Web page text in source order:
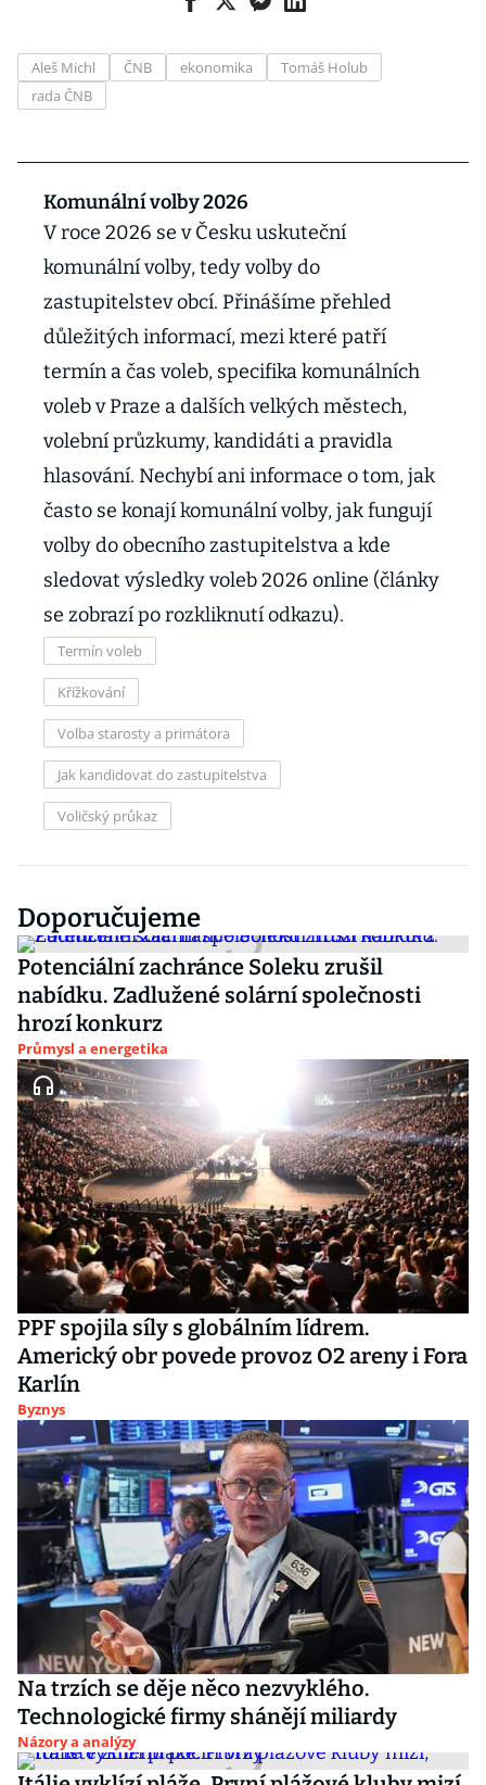
Aleš Michl ČNB ekonomika
Tomáš Holub
rada ČNB
Komunální volby 2026
V roce 2026 se v Česku uskuteční
komunální volby, tedy volby do
zastupitelstev obcí. Přinášíme přehled
důležitých informací, mezi které patří
termín a čas voleb, specifika komunálních
voleb v Praze a dalších velkých městech,
volební průzkumy, kandidáti a pravidla
hlasování. Nechybí ani informace o tom, jak
často se konají komunální volby, jak fungují
volby do obecního zastupitelstva a kde
sledovat výsledky voleb 2026 online (články
se zobrazí po rozkliknutí odkazu).
Termín voleb
Křížkování
Volba starosty a primátora
Jak kandidovat do zastupitelstva
Voličský průkaz
Doporučujeme
Potenciální zachránce Soleku zrušil
nabídku. Zadlužené solární společnosti
hrozí konkurz
Průmysl a energetika
PPF spojila síly s globálním lídrem.
Americký obr povede provoz O2 areny i Fora
Karlín
Byznys
Na trzích se děje něco nezvyklého.
Technologické firmy shánějí miliardy
Názory a analýzy